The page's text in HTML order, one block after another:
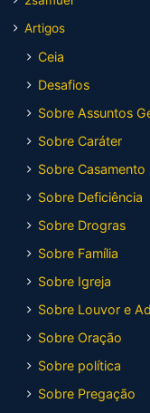
Artigos
Ceia
Desafios
Sobre Assuntos
Sobre Caráter
Sobre Casamento
Sobre Deficiência
Sobre Drogras
Sobre Família
Sobre Igreja
Sobre Louvor e
Sobre Oração
Sobre política
Sobre Pregação